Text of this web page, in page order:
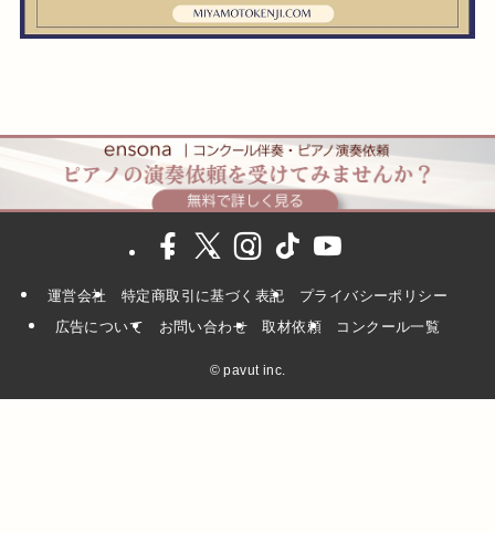
運営会社 特定商取引に基づく表記
プライバシーポリシー
広告について
お問い合わせ 取材依頼 コンクール一覧
©pavut inc.